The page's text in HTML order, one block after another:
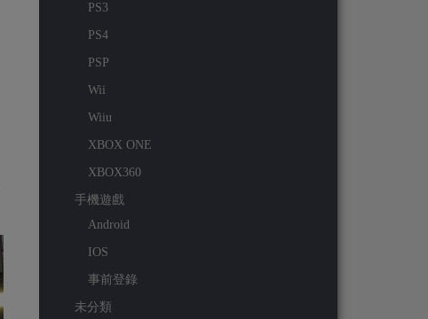
PS3
PS4
PSP
Wii
Wiiu
XBOX ONE
XBOX360
手機遊戲
Android
IOS
事前登錄
未分類